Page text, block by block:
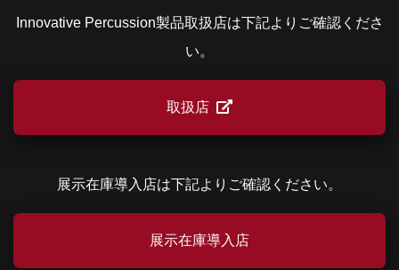
Innovative Percussion製品取扱店は下記よりご確認くださ
い。
取扱店
展示在庫導入店は下記よりご確認ください。
展示在庫導入店